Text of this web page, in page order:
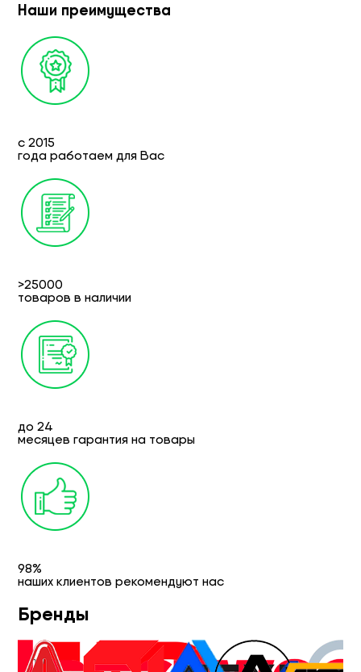
Наши преимущества
с 2015
года работаем для Вас
>25000
товаров в наличии
до 24
месяцев гарантия на товары
98%
наших клиентов рекомендуют нас
Бренды